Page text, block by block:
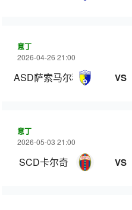
意丁
2026-04-26 21:00
ASD萨索马尔科尼 VS
意丁
2026-05-03 21:00
SCD卡尔奇 VS